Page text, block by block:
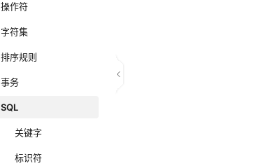
操作符
字符集
排序规则
事务
SQL
关键字
标识符